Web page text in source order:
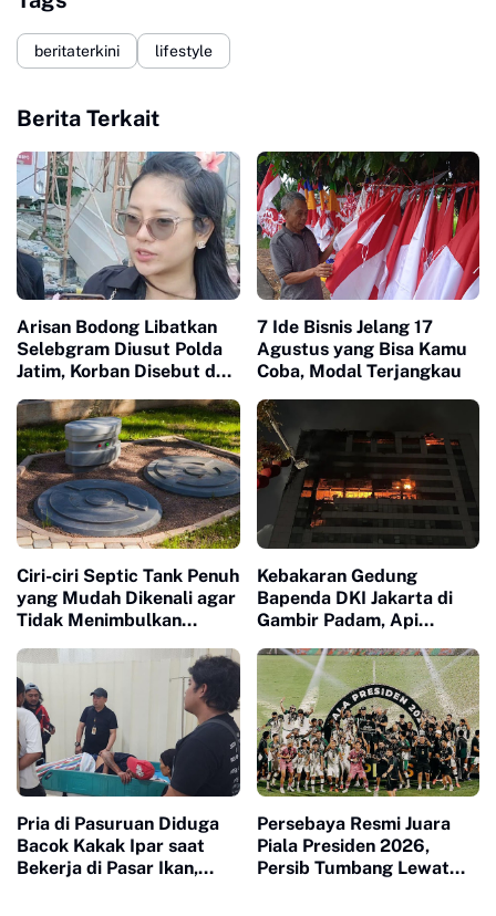
beritaterkini lifestyle
Berita Terkait
Arisan Bodong Libatkan
Selebgram Diusut Polda
Jatim, Korban Disebut dari
7 Ide Bisnis Jelang 17
Agustus yang Bisa Kamu
Coba, Modal Terjangkau
Ciri-ciri Septic Tank Penuh
yang Mudah Dikenali agar
Tidak Menimbulkan
Kebakaran Gedung
Bapenda DKI Jakarta di
Gambir Padam, Api
Lantai 11
Pria di Pasuruan Diduga
Bacok Kakak Ipar saat
Bekerja di Pasar Ikan,
Persebaya Resmi Juara
Piala Presiden 2026,
Persib Tumbang Lewat